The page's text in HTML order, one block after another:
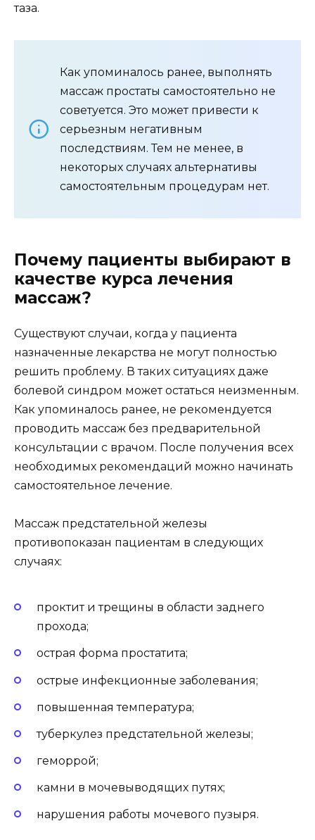
таза.
Как упоминалось ранее, выполнять
массаж простаты самостоятельно не
советуется. Это может привести к
серьезным негативным
последствиям. Тем не менее, в
некоторых случаях альтернативы
самостоятельным процедурам нет.
Почему пациенты выбирают в
качестве курса лечения
массаж?
Существуют случаи, когда у пациента
назначенные лекарства не могут полностью
решить проблему. В таких ситуациях даже
болевой синдром может остаться неизменным.
Как упоминалось ранее, не рекомендуется
проводить массаж без предварительной
консультации с врачом. После получения всех
необходимых рекомендаций можно начинать
самостоятельное лечение.
Массаж предстательной железы
противопоказан пациентам в следующих
случаях:
проктит и трещины в области заднего
прохода;
острая форма простатита;
острые инфекционные заболевания;
повышенная температура;
туберкулез предстательной железы;
геморрой;
камни в мочевыводящих путях;
нарушения работы мочевого пузыря.